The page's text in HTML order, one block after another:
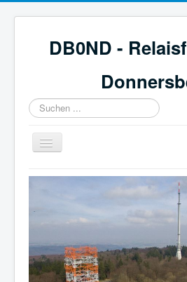
DB0ND -
Suchen
...
Navigation
an/aus
Start
Webcam & Wetter
Galerie
Mitglied werden